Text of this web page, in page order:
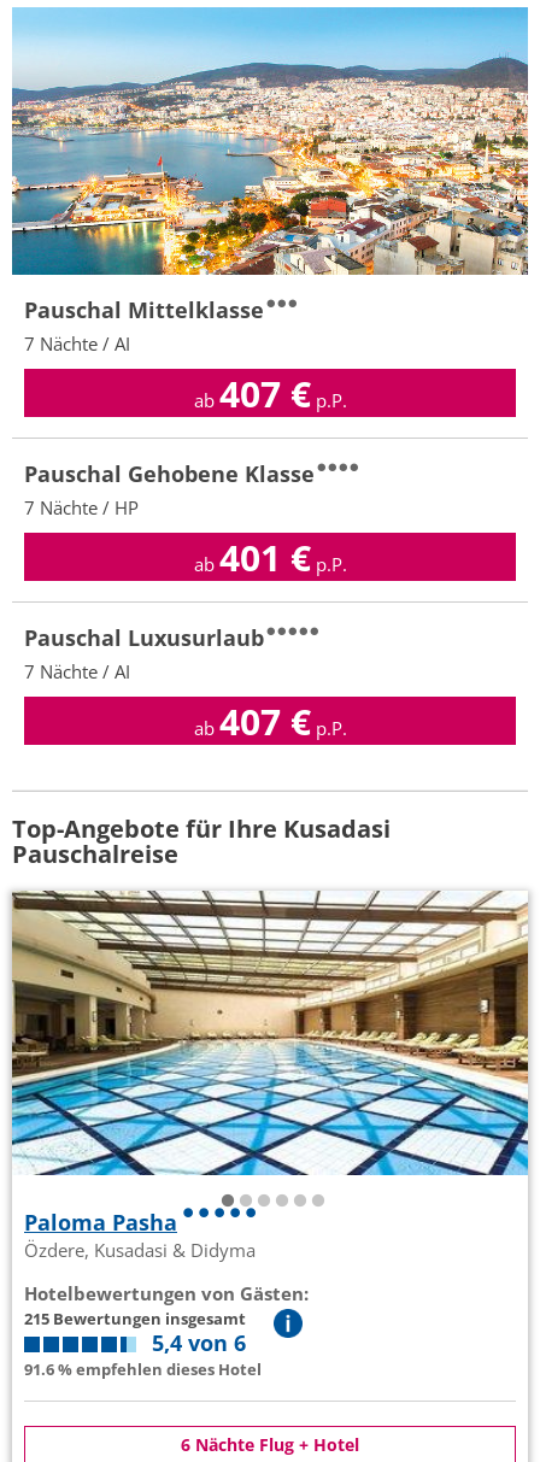
Pauschal Mittelklasse
7 Nächte / AI
ab 407€ p.P.
Pauschal Gehobene Klasse
7 Nächte / HP
ab 401 € p.P.
Pauschal Luxusurlaub
7 Nächte / AI
ab 407€ p.P.
Top-Angebote für Ihre Kusadasi
Pauschalreise
Paloma Pasha
Özdere, Kusadasi & Didyma
Hotelbewertungen von Gästen:
215 Bewertungen insgesamt
5,4 von 6
91.6 % empfehlen dieses Hotel
6 Nächte Flug + Hotel